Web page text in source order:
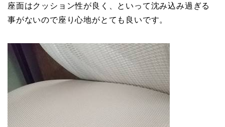
座面はクッション性が良く、といって沈み込み過ぎる
事がないので座り心地がとても良いです。